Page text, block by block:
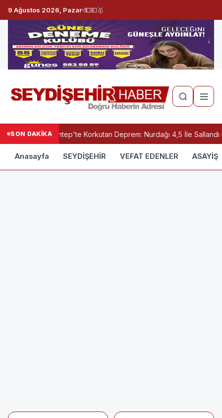
9 Ağustos 2026, Pazar 💵💶🥇
SON DAKİKAGaziantep'te Korkutan Deprem: Nurdağı 4,5 İle Sallandı
Anasayfa SEYDİŞEHİR VEFAT EDENLER ASAYİŞ